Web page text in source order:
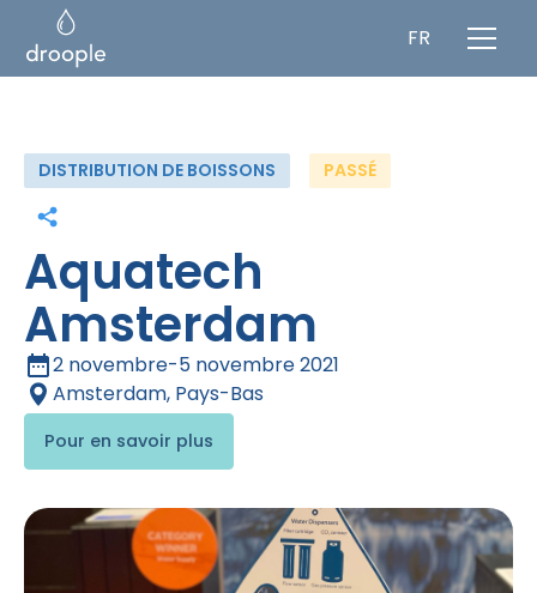
FR
DISTRIBUTION DE BOISSONS PASSÉ
Aquatech
Amsterdam
2 novembre-5 novembre 2021
Amsterdam, Pays-Bas
Pour en savoir plus